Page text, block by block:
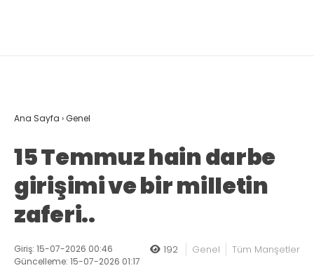
Ana Sayfa ›Genel
15 Temmuz hain darbe
girişimi ve bir milletin
zaferi..
Giriş: 15-07-2026 00:46
Güncelleme: 15-07-2026 01:17
192 Genel Tüm Manşetler